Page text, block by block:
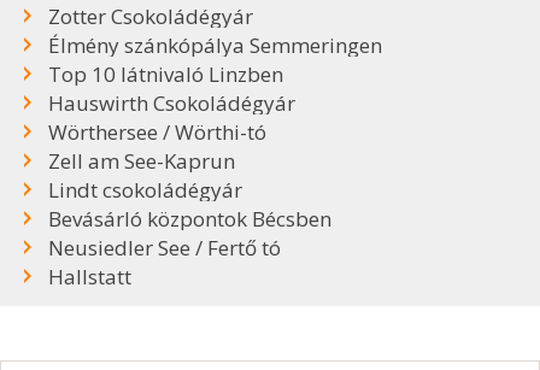
Zotter Csokoládégyár
Élmény szánkópálya Semmeringen
Top 10 látnivaló Linzben
Hauswirth Csokoládégyár
Wörthersee / Wörthi-tó
Zell am See-Kaprun
Lindt csokoládégyár
Bevásárló központok Bécsben
Neusiedler See / Fertő tó
Hallstatt